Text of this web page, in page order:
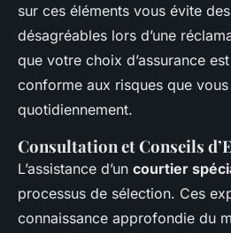
sur ces éléments vous évite
désagréables lors d’une
que votre choix d’assurance
conforme aux risques que
quotidiennement.
Consultation et Conseils
L’assistance d’un courtier
processus de sélection. Ces
connaissance approfondie du